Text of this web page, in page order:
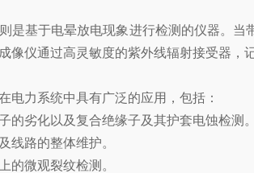
基于电晕放电现象进行检测的仪器。当
像仪通过高灵敏度的紫外线辐射接受器
力系统中具有广泛的应用，包括：
劣化以及复合绝缘子及其护套电蚀检测
路的整体维护。
微观裂纹检测。